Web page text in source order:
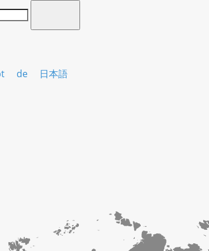
de 日本語